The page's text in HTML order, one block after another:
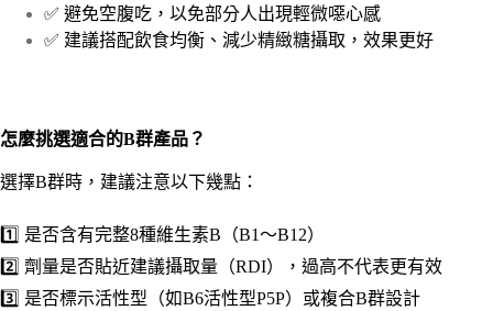
✅ 避免空腹吃，以免部分人出現輕微噁心感
✅ 建議搭配飲食均衡、減少精緻糖攝取，效果更好
怎麼挑選適合的B群產品？
選擇B群時，建議注意以下幾點：
1️⃣ 是否含有完整8種維生素B（B1～B12）
2️⃣ 劑量是否貼近建議攝取量（RDI），過高不代表更有效
3️⃣ 是否標示活性型（如B6活性型P5P）或複合B群設計